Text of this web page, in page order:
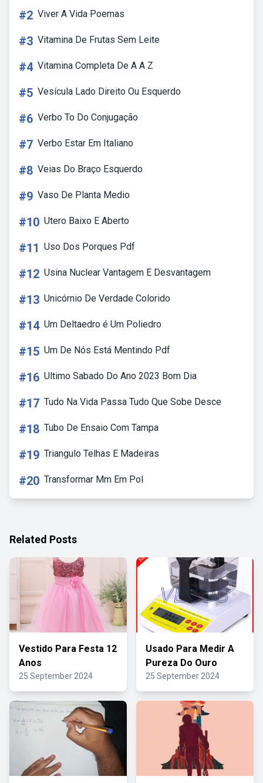
#2 Viver A Vida Poemas
#3 Vitamina De Frutas Sem Leite
#4 Vitamina Completa De A A Z
#5 Vesícula Lado Direito Ou Esquerdo
#6 Verbo To Do Conjugação
#7 Verbo Estar Em Italiano
#8 Veias Do Braço Esquerdo
#9 Vaso De Planta Medio
#10 Utero Baixo E Aberto
#11 Uso Dos Porques Pdf
#12 Usina Nuclear Vantagem E Desvantagem
#13 Unicórnio De Verdade Colorido
#14 Um Deltaedro é Um Poliedro
#15 Um De Nós Está Mentindo Pdf
#16 Ultimo Sabado Do Ano 2023 Bom Dia
#17 Tudo Na Vida Passa Tudo Que Sobe Desce
#18 Tubo De Ensaio Com Tampa
#19 Triangulo Telhas E Madeiras
#20 Transformar Mm Em Pol
Related Posts
Vestido Para Festa 12
Anos
25 September 2024
Usado Para Medir A
Pureza Do Ouro
25 September 2024